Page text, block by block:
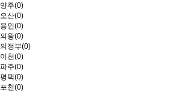
양주(0)
오산(0)
용인(0)
의왕(0)
의정부(0)
이천(0)
파주(0)
평택(0)
포천(0)